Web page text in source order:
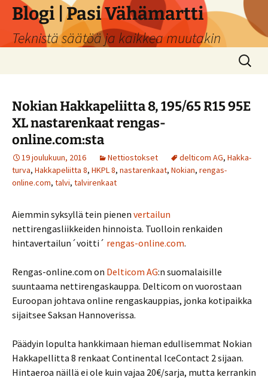
Siirry
sisältöön
Blogi | Pasi Vähämartti
Teknistä säätöä ja kaikkea muutakin
Haku:
Nokian Hakkapeliitta 8, 195/65 R15 95E
XL nastarenkaat rengas-
online.com:sta
19 joulukuun, 2016 Nettiostokset delticom AG, Hakka-
turva, Hakkapeliitta 8, HKPL 8, nastarenkaat, Nokian, rengas-
online.com, talvi, talvirenkaat
Aiemmin syksyllä tein pienen vertailun
nettirengasliikkeiden hinnoista. Tuolloin renkaiden
hintavertailun´voitti´ rengas-online.com.
Rengas-online.com on Delticom AG:n suomalaisille
suuntaama nettirengaskauppa. Delticom on vuorostaan
Euroopan johtava online rengaskauppias, jonka kotipaikka
sijaitsee Saksan Hannoverissa.
Päädyin lopulta hankkimaan hieman edullisemmat Nokian
Hakkapellitta 8 renkaat Continental IceContact 2 sijaan.
Hintaeroa näillä ei ole kuin vajaa 20€/sarja, mutta kerrankin